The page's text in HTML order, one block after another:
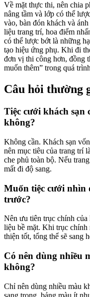
Về mặt thực thi, nên chia
nâng tầm và lớp có thể
vào, bàn đón khách và
liệu trang trí, hoa điểm
có thể lược bớt là những
tạo hiệu ứng phụ. Khi đi
đơn vị thi công hơn, đồng
muốn thêm” trong quá
Câu hỏi thường
Tiệc cưới khách sạn
không?
Không cần. Khách sạn
nên mục tiêu của trang trí
che phủ toàn bộ. Nếu
mất đi độ sang.
Muốn tiệc cưới nhìn
trước?
Nên ưu tiên trục chính của
liệu bề mặt. Khi trục chính
thiện tốt, tổng thể sẽ sang
Có nên dùng nhiều
không?
Chỉ nên dùng nhiều màu
sang trọng, bảng màu ít